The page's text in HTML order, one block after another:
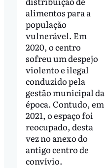
alimentos para a
população
vulnerável. Em
2020, o centro
sofreu um despejo
violento e ilegal
conduzido pela
gestão municipal da
época. Contudo, em
2021, o espaço foi
reocupado, desta
vez no anexo do
antigo centro de
convívio.